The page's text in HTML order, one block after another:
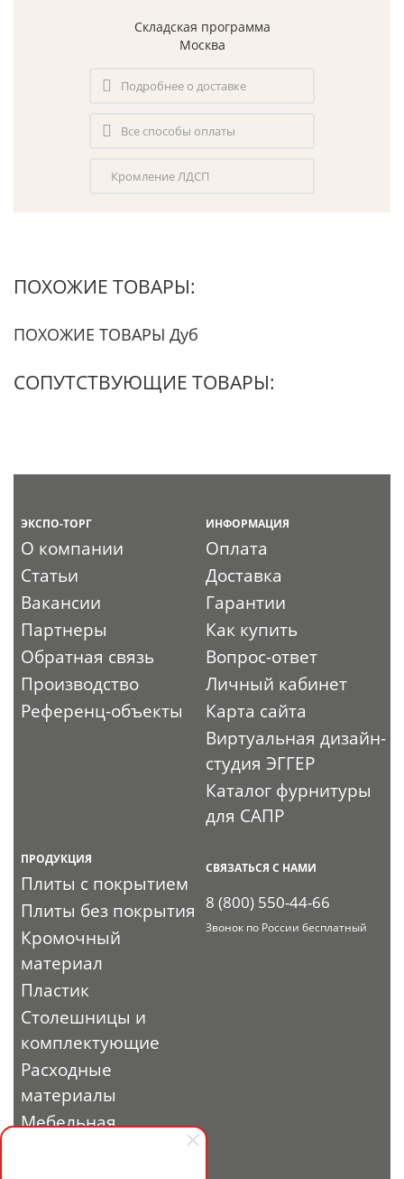
Складская программа
Москва
Подробнее о доставке
Все способы оплаты
Кромление ЛДСП
ПОХОЖИЕ ТОВАРЫ:
ПОХОЖИЕ ТОВАРЫ Дуб
СОПУТСТВУЮЩИЕ ТОВАРЫ:
ЭКСПО-ТОРГ
О компании
Статьи
Вакансии
Партнеры
Обратная связь
Производство
Референц-объекты
ИНФОРМАЦИЯ
Оплата
Доставка
Гарантии
Как купить
Вопрос-ответ
Личный кабинет
Карта сайта
Виртуальная дизайн-
студия ЭГГЕР
Каталог фурнитуры
для САПР
ПРОДУКЦИЯ
Плиты с покрытием
Плиты без покрытия
Кромочный
материал
Пластик
Столешницы и
комплектующие
Расходные
материалы
Мебельная
СВЯЗАТЬСЯ С НАМИ
8 (800) 550-44-66
Звонок по России бесплатный